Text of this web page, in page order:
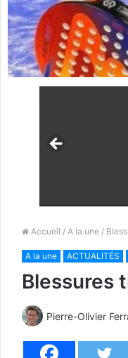
Accueil / A la une /
A la une ACTUALITÉS
Blessures
Pierre-Olivier